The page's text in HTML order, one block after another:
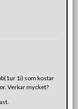
1i) som kostar
Verkar mycket?